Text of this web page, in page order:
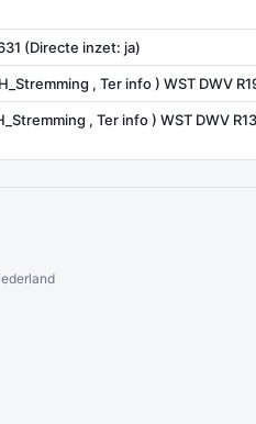
(Directe inzet: ja)
, Ter info ) WST DWV
, Ter info ) WST DWV